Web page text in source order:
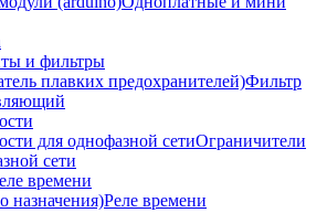
и фильтры
плавких предохранителей)Фильтр
для однофазной сетиОграничители
сети
времени
назначения)Реле времени